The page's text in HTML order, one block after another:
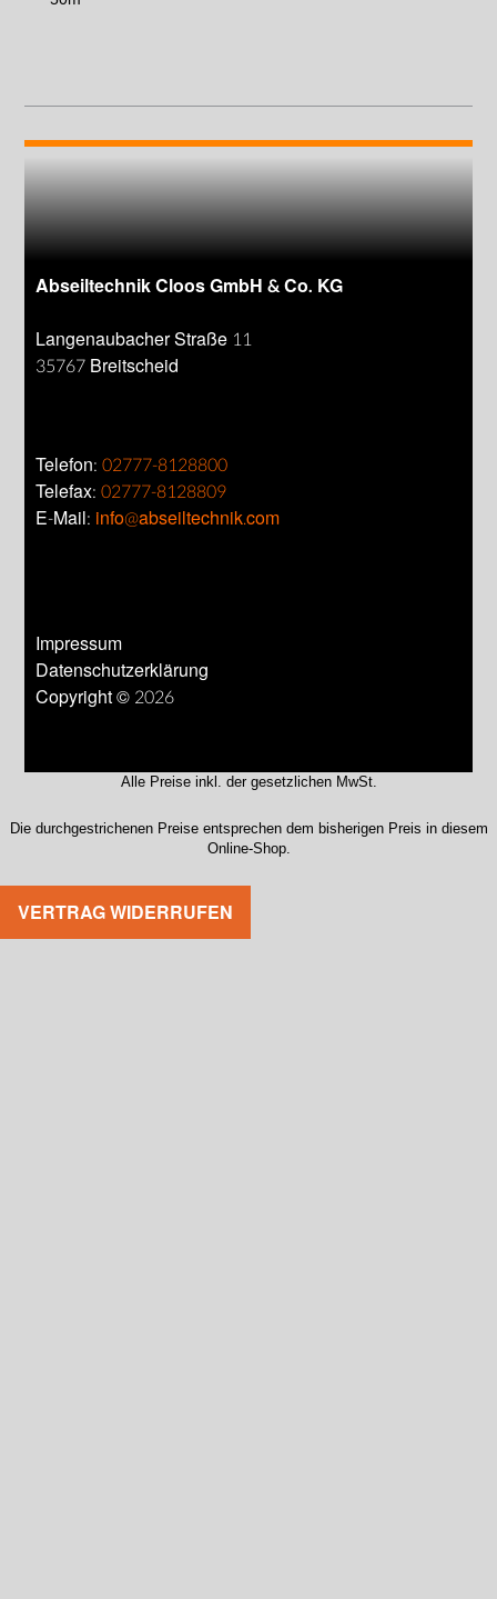
Abseiltechnik Cloos GmbH & Co. KG
Langenaubacher Straße 11
35767 Breitscheid
Telefon:02777-8128800
Telefax:02777-8128809
E-Mail: info@abseiltechnik.com
Impressum
Datenschutzerklärung
Copyright © 2026
Alle Preise inkl. der gesetzlichen MwSt.
Die durchgestrichenen Preise entsprechen dem bisherigen Preis in diesem
Online-Shop.
VERTRAG WIDERRUFEN